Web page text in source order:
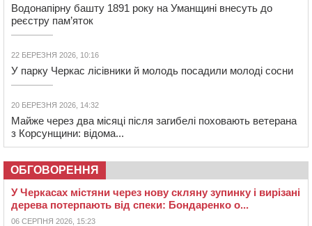
Водонапірну башту 1891 року на Уманщині внесуть до
реєстру пам’яток
22 БЕРЕЗНЯ 2026, 10:16
У парку Черкас лісівники й молодь посадили молоді сосни
20 БЕРЕЗНЯ 2026, 14:32
Майже через два місяці після загибелі поховають ветерана
з Корсунщини: відома...
ОБГОВОРЕННЯ
У Черкасах містяни через нову скляну зупинку і вирізані
дерева потерпають від спеки: Бондаренко о...
06 СЕРПНЯ 2026, 15:23